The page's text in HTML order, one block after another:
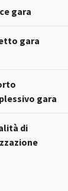
gara
gara
gara
di